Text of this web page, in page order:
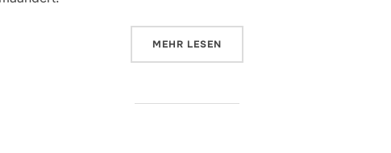
MEHR ÜBER „LET‘S GO! TO JAPAN“
LESEN